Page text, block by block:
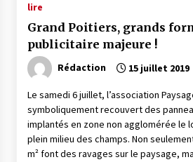
lire
Grand Poitiers, grands formats :
publicitaire majeure !
Rédaction 15 juillet 2019
Le samedi 6 juillet, l’association
symboliquement recouvert des
implantés en zone non agglomérée le
plein milieu des champs. Non
m² font des ravages sur le paysage,